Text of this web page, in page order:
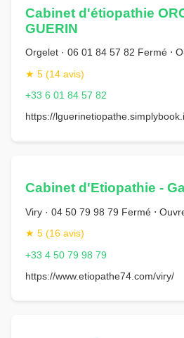
Cabinet d'étiopathie
GUERIN
Orgelet · 06 01 84 57 82 Fermé ⋅
★ 5 (14 avis)
+33 6 01 84 57 82
https://
Cabinet d'Etiopathie -
Viry · 04 50 79 98 79 Fermé ⋅
★ 5 (16 avis)
+33 4 50 79 98 79
https://www.etiopathe74.com/viry/